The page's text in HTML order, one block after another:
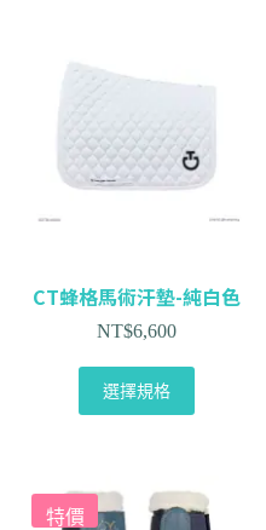
CT蜂格馬術汗墊-純白色
NT$6,600
選擇規格
特價